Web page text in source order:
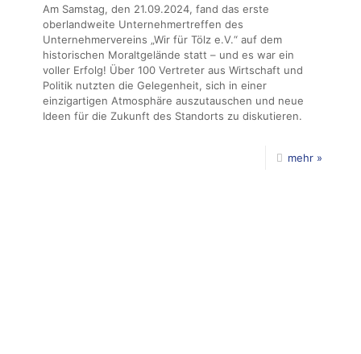
Am Samstag, den 21.09.2024, fand das erste
oberlandweite Unternehmertreffen des
Unternehmervereins „Wir für Tölz e.V.“ auf dem
historischen Moraltgelände statt – und es war ein
voller Erfolg! Über 100 Vertreter aus Wirtschaft und
Politik nutzten die Gelegenheit, sich in einer
einzigartigen Atmosphäre auszutauschen und neue
Ideen für die Zukunft des Standorts zu diskutieren.
mehr »